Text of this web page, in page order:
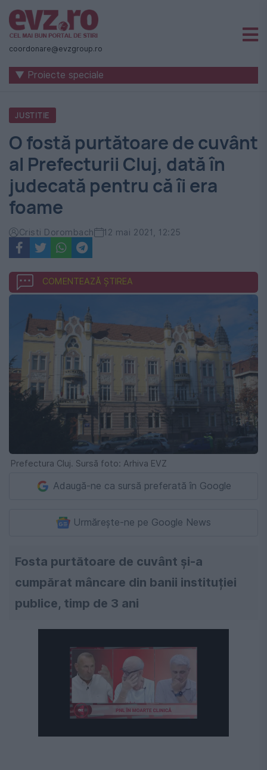
Știri
naționale
internaționale
România
-
Evenimentul
Zilei
coordonare@evzgroup.ro
▼ Proiecte speciale
JUSTITIE
O fostă purtătoare de cuvânt
al Prefecturii Cluj, dată în
judecată pentru că îi era
foame
Cristi Dorombach 12 mai 2021, 12:25
COMENTEAZĂ ȘTIREA
Prefectura Cluj. Sursă foto: Arhiva EVZ
Adaugă-ne ca sursă preferată în Google
Urmărește-ne pe Google News
Fosta purtătoare de cuvânt și-a
cumpărat mâncare din banii instituției
publice, timp de 3 ani